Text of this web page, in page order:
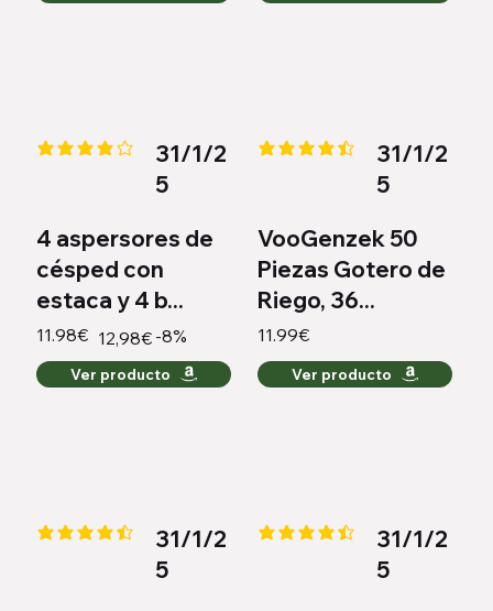
la calificación promedio es 4.2 de 5
31/1/2
5
4 aspersores de
césped con
estaca y 4 b...
11.98€ 12,98€ -8%
Ver producto
la calificación promedio es 4.4
31/1/2
5
VooGenzek 50
Piezas Gotero de
Riego, 36...
11.99€
Ver producto
la calificación promedio es 4.4 de 5
31/1/2
5
la calificación promedio es 4.3
31/1/2
5